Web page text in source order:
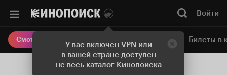
У вас включен VPN или
в вашей стране доступен
не весь каталог Кинопоиска
Войти
Смотреть кино Онлайн-кинотеатр Билеты в